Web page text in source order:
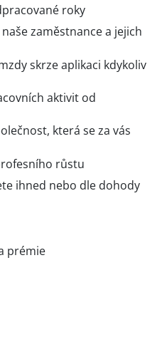
roky
zaměstnance a jejich
skrze aplikaci kdykoliv
aktivit od
která se za vás
růstu
ihned nebo dle dohody
prémie